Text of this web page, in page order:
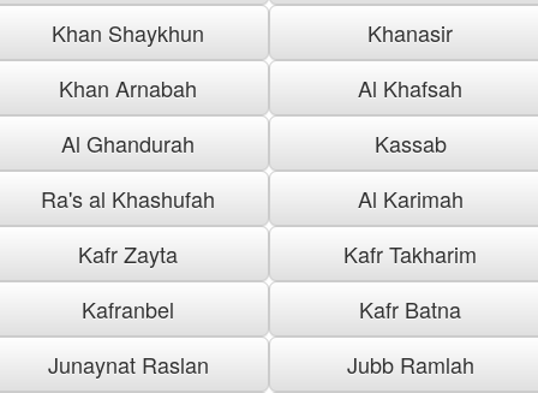
Khan Shaykhun
Khanasir
Khan Arnabah
Al Khafsah
Al Ghandurah
Kassab
Ra's al Khashufah
Al Karimah
Kafr Zayta
Kafr Takharim
Kafranbel
Kafr Batna
Junaynat Raslan
Jubb Ramlah